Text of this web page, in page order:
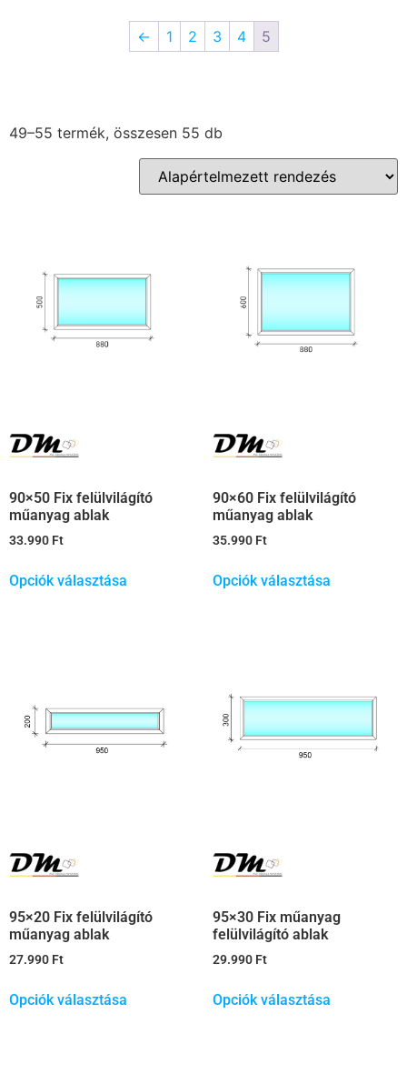
← 1 2 3 4 5
49–55 termék, összesen 55 db
90×50 Fix felülvilágító
műanyag ablak
33.990 Ft
Opciók választása
90×60 Fix felülvilágító
műanyag ablak
35.990 Ft
Opciók választása
95×20 Fix felülvilágító
műanyag ablak
27.990 Ft
Opciók választása
95×30 Fix műanyag
felülvilágító ablak
29.990 Ft
Opciók választása